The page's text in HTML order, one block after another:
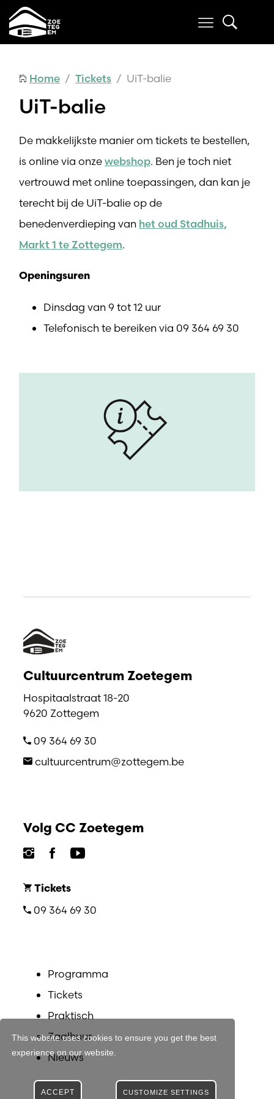
This website uses cookies to ensure you get the best
experience on our website.
CUSTOMIZE SETTINGS
ACCEPT
Home / Tickets / UiT-balie
UiT-balie
De makkelijkste manier om tickets te bestellen,
is online via onzewebshop. Ben je toch niet
vertrouwd met online toepassingen, dan kan je
terecht bij de UiT-balie op de
benedenverdieping van het oud Stadhuis,
Markt 1 te Zottegem.
Openingsuren
Dinsdag van 9 tot 12 uur
Telefonisch te bereiken via 09 364 69 30
Cultuurcentrum Zoetegem
Hospitaalstraat 18-20
9620 Zottegem
09 364 69 30
cultuurcentrum@zottegem.be
Volg CC Zoetegem
Tickets
09 364 69 30
Programma
Tickets
Praktisch
Zaalhuur
Nieuws